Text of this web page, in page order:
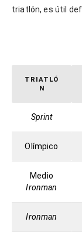
triatlón, es útil
TRIATLÓ
N
Sprint
Olímpico
Medio
Ironman
Ironman